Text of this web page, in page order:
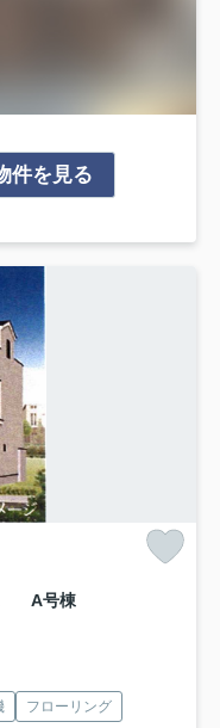
件を見る
A号棟
フローリング